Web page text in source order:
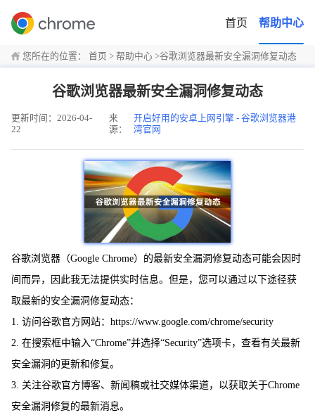
首页 帮助中心
您所在的位置： 首页 > 帮助中心 >谷歌浏览器最新安全漏洞修复动态
谷歌浏览器最新安全漏洞修复动态
更新时间：2026-04-
22
来
源：
开启好用的安卓上网引擎 - 谷歌浏览器港
湾官网
谷歌浏览器（Google Chrome）的最新安全漏洞修复动态可能会因时
间而异，因此我无法提供实时信息。但是，您可以通过以下途径获
取最新的安全漏洞修复动态：
1. 访问谷歌官方网站：https://www.google.com/chrome/security
2. 在搜索框中输入“Chrome”并选择“Security”选项卡，查看有关最新
安全漏洞的更新和修复。
3. 关注谷歌官方博客、新闻稿或社交媒体渠道，以获取关于Chrome
安全漏洞修复的最新消息。